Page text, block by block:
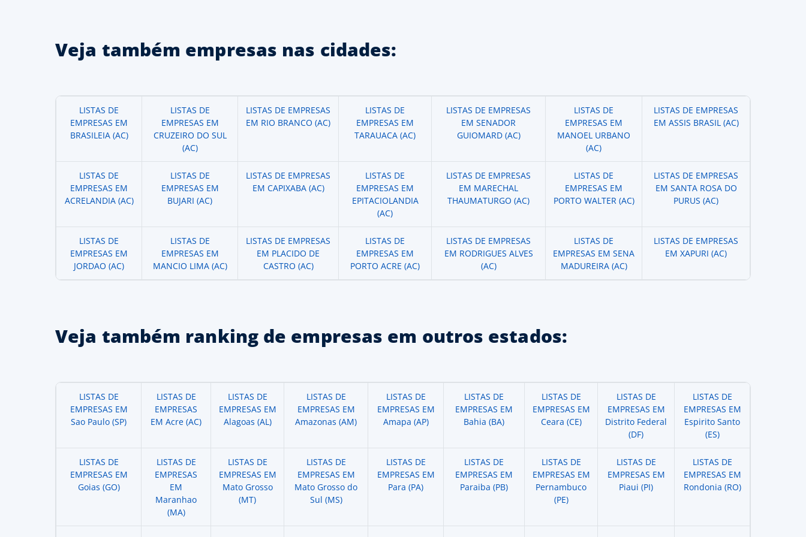
Veja também empresas nas cidades:
LISTAS DE
EMPRESAS EM
BRASILEIA (AC)
LISTAS DE
EMPRESAS EM
CRUZEIRO DO SUL
(AC)
LISTAS DE EMPRESAS
EM RIO BRANCO (AC)
LISTAS DE
EMPRESAS EM
TARAUACA (AC)
LISTAS DE EMPRESAS
EM SENADOR
GUIOMARD (AC)
LISTAS DE
EMPRESAS EM
MANOEL URBANO
(AC)
LISTAS DE EMPRESAS
EM ASSIS BRASIL (AC)
LISTAS DE
EMPRESAS EM
ACRELANDIA (AC)
LISTAS DE
EMPRESAS EM
BUJARI (AC)
LISTAS DE EMPRESAS
EM CAPIXABA (AC)
LISTAS DE
EMPRESAS EM
EPITACIOLANDIA
(AC)
LISTAS DE EMPRESAS
EM MARECHAL
THAUMATURGO (AC)
LISTAS DE
EMPRESAS EM
PORTO WALTER (AC)
LISTAS DE EMPRESAS
EM SANTA ROSA DO
PURUS (AC)
LISTAS DE
EMPRESAS EM
JORDAO (AC)
LISTAS DE
EMPRESAS EM
MANCIO LIMA (AC)
LISTAS DE EMPRESAS
EM PLACIDO DE
CASTRO (AC)
LISTAS DE
EMPRESAS EM
PORTO ACRE (AC)
LISTAS DE EMPRESAS
EM RODRIGUES ALVES
(AC)
LISTAS DE
EMPRESAS EM SENA
MADUREIRA (AC)
LISTAS DE EMPRESAS
EM XAPURI (AC)
Veja também ranking de empresas em outros estados:
LISTAS DE
EMPRESAS EM
Sao Paulo (SP)
LISTAS DE
EMPRESAS
EM Acre (AC)
LISTAS DE
EMPRESAS EM
Alagoas (AL)
LISTAS DE
EMPRESAS EM
Amazonas (AM)
LISTAS DE
EMPRESAS EM
Amapa (AP)
LISTAS DE
EMPRESAS EM
Bahia (BA)
LISTAS DE
EMPRESAS EM
Ceara (CE)
LISTAS DE
EMPRESAS EM
Distrito Federal
(DF)
LISTAS DE
EMPRESAS EM
Espirito Santo
(ES)
LISTAS DE
EMPRESAS EM
Goias (GO)
LISTAS DE
EMPRESAS
EM
Maranhao
(MA)
LISTAS DE
EMPRESAS EM
Mato Grosso
(MT)
LISTAS DE
EMPRESAS EM
Mato Grosso do
Sul (MS)
LISTAS DE
EMPRESAS EM
Para (PA)
LISTAS DE
EMPRESAS EM
Paraiba (PB)
LISTAS DE
EMPRESAS EM
Pernambuco
(PE)
LISTAS DE
EMPRESAS EM
Piaui (PI)
LISTAS DE
EMPRESAS EM
Rondonia (RO)